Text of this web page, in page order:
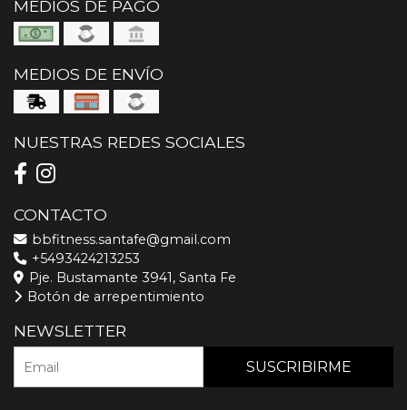
MEDIOS DE PAGO
MEDIOS DE ENVÍO
NUESTRAS REDES SOCIALES
CONTACTO
bbfitness.santafe@gmail.com
+5493424213253
Pje. Bustamante 3941, Santa Fe
Botón de arrepentimiento
NEWSLETTER
SUSCRIBIRME